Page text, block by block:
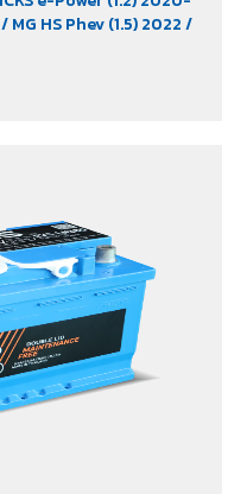
/ MG HS Phev (1.5) 2022/